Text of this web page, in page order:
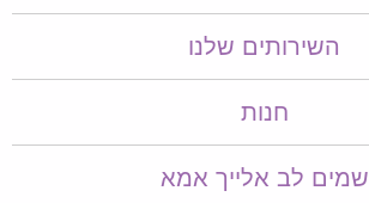
השירותים שלנו
חנות
שמים לב אלייך אמא​​